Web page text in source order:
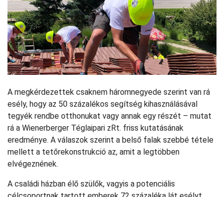
A megkérdezettek csaknem háromnegyede szerint van rá
esély, hogy az 50 százalékos segítség kihasználásával
tegyék rendbe otthonukat vagy annak egy részét – mutat
rá a Wienerberger Téglaipari zRt. friss kutatásának
eredménye. A válaszok szerint a belső falak szebbé tétele
mellett a tetőrekonstrukció az, amit a legtöbben
elvégeznének.
A családi házban élő szülők, vagyis a potenciális